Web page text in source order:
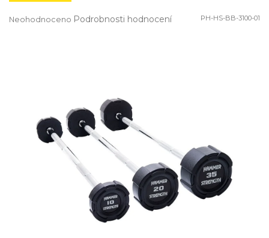
PH-HS-BB-3100-01
Průměrné
Neohodnoceno Podrobnosti hodnocení